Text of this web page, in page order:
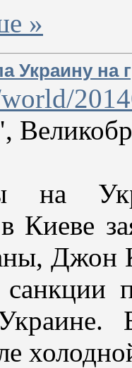
»
Украину на
на
Киеве